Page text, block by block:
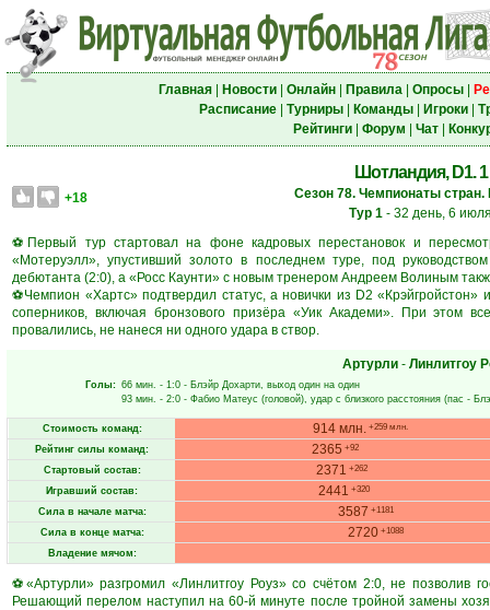
Главная| Новости| Онлайн| Правила| Опросы|
Расписание| Турниры| Команды| Игроки|
Рейтинги| Форум Чат|
Шотландия, D1. 1
+18
Сезон 78. Чемпионаты
Тур 1 - 32 день, 6
⚽Первый тур стартовал на фоне кадровых перестановок и
«Мотеруэлл», упустивший золото в последнем туре, под
дебютанта (2:0), а «Росс Каунти» с новым тренером Андреем Волиным
⚽Чемпион «Хартс» подтвердил статус, а новички из D2
соперников, включая бронзового призёра «Уик Академи». При этом
провалились, не нанеся ни одного удара в створ.
Артурли- Линлитгоу
Голы: 66 мин. - 1:0 - Блэйр Дохарти, выход один на один
93 мин. - 2:0 - Фабио Матеус (головой), удар с близкого расстояния (пас -
Стоимость команд: 914 млн. +259 млн.
Рейтинг силы команд: 2365 +92
Стартовый состав: 2371 +262
Игравший состав: 2441 +320
Сила в начале матча: 3587 +1181
Сила в конце матча: 2720+1088
Владение мячом:
⚽«Артурли» разгромил «Линлитгоу Роуз» со счётом 2:0, не позволив
Решающий перелом наступил на 60-й минуте после тройной замены